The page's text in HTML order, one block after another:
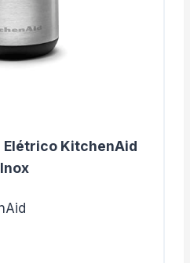
Elétrico KitchenAid
Inox